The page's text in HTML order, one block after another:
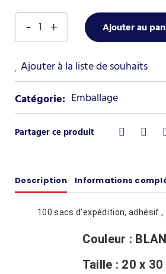
Ajouter au
Ajouter à la liste de souhaits
Catégorie: Emballage
Description Informations
100 sacs d'expédition, adhésif
Couleur :
Taille : 20 x